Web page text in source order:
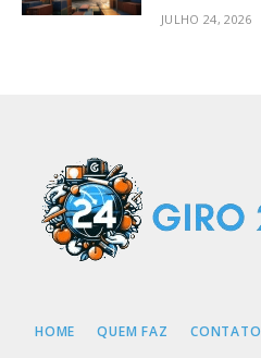
JULHO 24, 2026
HOME QUEM FAZ CONTATO